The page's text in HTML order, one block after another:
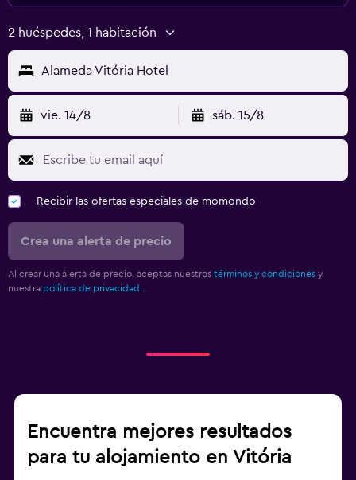
2 huéspedes, 1 habitación
Alameda Vitória Hotel
vie. 14/8 sáb. 15/8
Recibir las ofertas especiales de momondo
Crea una alerta de precio
Al crear una alerta de precio, aceptas nuestros términos y condiciones y
nuestra política de privacidad.
Encuentra mejores resultados
para tu alojamiento en Vitória